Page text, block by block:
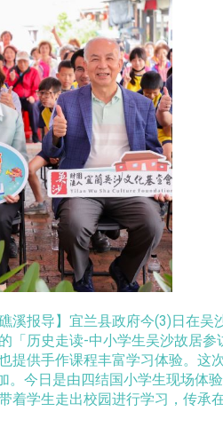
溪报导】宜兰县政府今(3)日在
「历史走读-中小学生吴沙故居
提供手作课程丰富学习体验。这
今日是由四结国小学生现场体
着学生走出校园进行学习，传承